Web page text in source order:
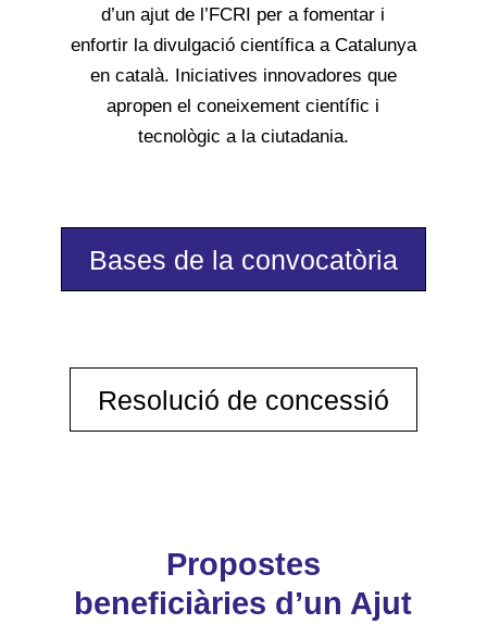
d’un ajut de l’FCRI per a fomentar i
enfortir la divulgació científica a Catalunya
en català. Iniciatives innovadores que
apropen el coneixement científic i
tecnològic a la ciutadania.
Bases de la convocatòria
Resolució de concessió
Propostes
beneficiàries d’un Ajut